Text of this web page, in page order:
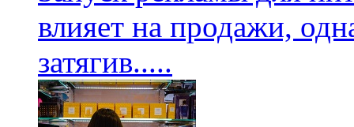
влияет на продажи,
затягив.....